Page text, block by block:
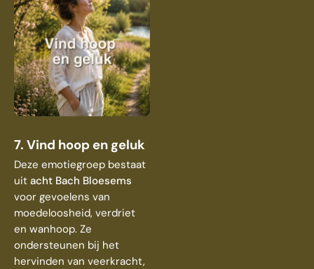
7. Vind hoop en geluk
Deze emotiegroep bestaat
uit acht Bach Bloesems
voor gevoelens van
moedeloosheid, verdriet
en wanhoop. Ze
ondersteunen bij het
hervinden van veerkracht,